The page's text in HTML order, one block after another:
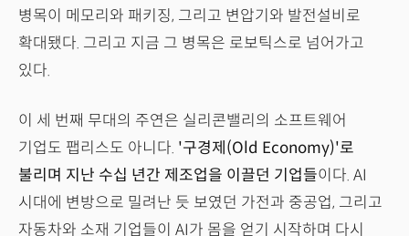
병목이 메모리와 패키징, 그리고 변압기와 발전설비로
확대됐다. 그리고 지금 그 병목은 로보틱스로 넘어가고
있다.
이 세 번째 무대의 주연은 실리콘밸리의 소프트웨어
기업도 팹리스도 아니다. '구경제(Old Economy)'로
불리며 지난 수십 년간 제조업을 이끌던 기업들이다. AI
시대에 변방으로 밀려난 듯 보였던 가전과 중공업, 그리고
자동차와 소재 기업들이 AI가 몸을 얻기 시작하며 다시